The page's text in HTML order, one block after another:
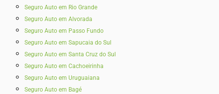
Seguro Auto em Rio Grande
Seguro Auto em Alvorada
Seguro Auto em Passo Fundo
Seguro Auto em Sapucaia do Sul
Seguro Auto em Santa Cruz do Sul
Seguro Auto em Cachoeirinha
Seguro Auto em Uruguaiana
Seguro Auto em Bagé